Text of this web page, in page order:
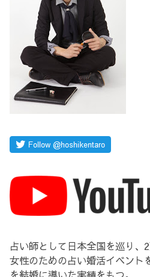
占い師として日本全国を巡り、
女性のための占い婚活イベント